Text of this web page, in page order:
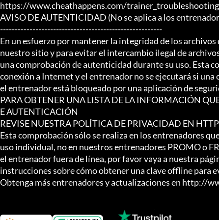
https://www.cheathappens.com/
AVISO DE AUTENTICIDAD (No se aplica a los
-------------------------------------------------------
En un esfuerzo por mantener la integridad de los archivos
nuestro sitio y para evitar el intercambio ilegal de
una comprobación de autenticidad durante su uso. Esta
conexión a Internet y el entrenador no se ejecutará si una
el entrenador está bloqueado por una aplicación de
PARA OBTENER UNA LISTA DE LA INFORMACIÓN
E AUTENTICACIÓN
REVISE NUESTRA POLÍTICA DE PRIVACIDAD EN
Esta comprobación sólo se realiza en los entrenadores
uso individual, no en nuestros entrenadores PROMO o
el entrenador fuera de línea, por favor vaya a nuestra
instrucciones sobre cómo obtener una clave offline para
Obtenga más entrenadores y actualizaciones en http://